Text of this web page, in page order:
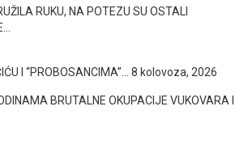
RUKU, NA POTEZU SU OSTALI
I “PROBOSANCIMA”… 8 kolovoza, 2026
BRUTALNE OKUPACIJE VUKOVARA I